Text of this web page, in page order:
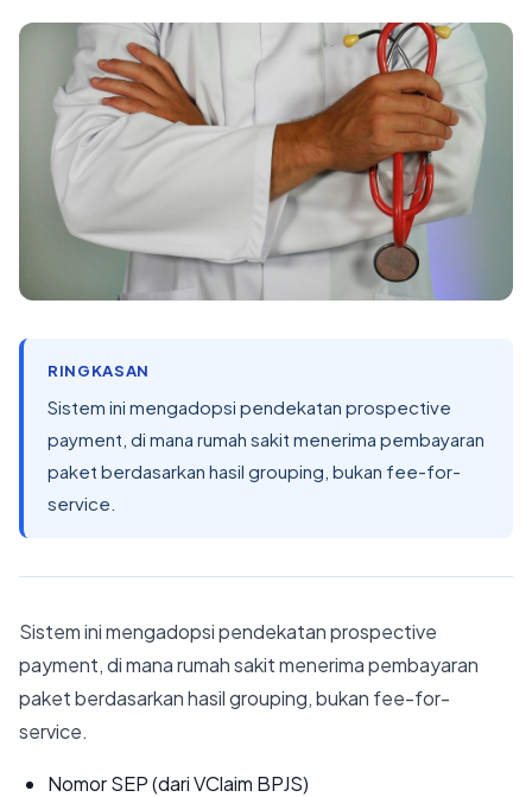
RINGKASAN
Sistem ini mengadopsi pendekatan prospective
payment, di mana rumah sakit menerima pembayaran
paket berdasarkan hasil grouping, bukan fee-for-
service.
Sistem ini mengadopsi pendekatan prospective
payment, di mana rumah sakit menerima pembayaran
paket berdasarkan hasil grouping, bukan fee-for-
service.
Nomor SEP (dari VClaim BPJS)